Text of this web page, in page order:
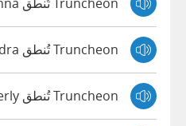
Truncheon تُنطق Kendra
Truncheon تُنطق Kimberly